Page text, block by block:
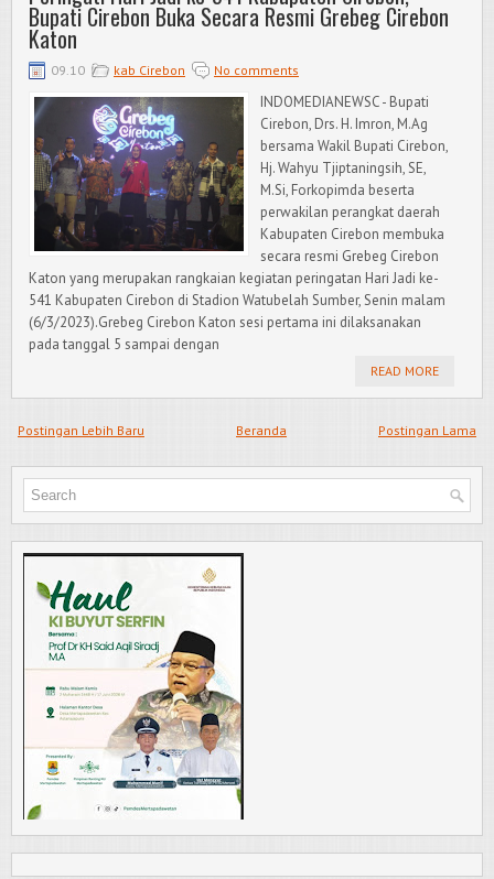
Bupati Cirebon Buka Secara Resmi Grebeg Cirebon
Katon
09.10 kab Cirebon No comments
INDOMEDIANEWSC - Bupati
Cirebon, Drs. H. Imron, M.Ag
bersama Wakil Bupati Cirebon,
Hj. Wahyu Tjiptaningsih, SE,
M.Si, Forkopimda beserta
perwakilan perangkat daerah
Kabupaten Cirebon membuka
secara resmi Grebeg Cirebon
Katon yang merupakan rangkaian kegiatan peringatan Hari Jadi ke-
541 Kabupaten Cirebon di Stadion Watubelah Sumber, Senin malam
(6/3/2023).Grebeg Cirebon Katon sesi pertama ini dilaksanakan
pada tanggal 5 sampai dengan
READ MORE
Postingan Lebih Baru Postingan Lama
Beranda